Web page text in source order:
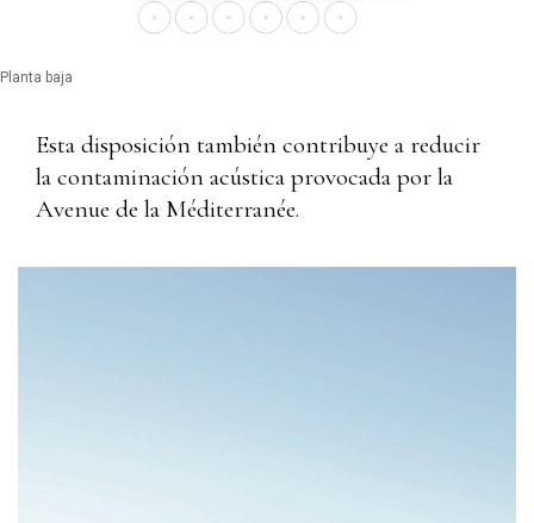
Planta baja
Esta disposición también contribuye a reducir
la contaminación acústica provocada por la
Avenue de la Méditerranée.